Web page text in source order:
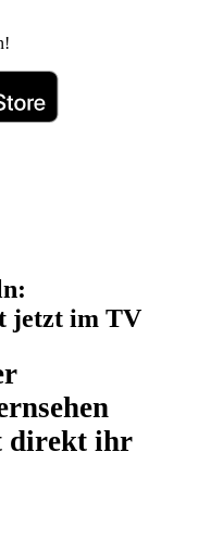
jetzt im TV
direkt ihr